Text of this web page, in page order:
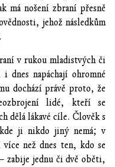
má nošení zbraní přesně
jehož následkům
v rukou mladistvých či
dnes napáchají ohromné
dochází právě proto, že
lidé, kteří se
dělá lákavé cíle. Člověk s
ji nikdo jiný nemá; v
než dnes ten, kdo se
zabije jednu či dvě oběti,